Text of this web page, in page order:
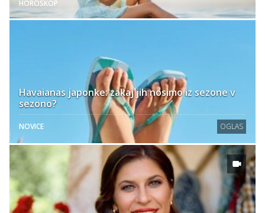
HOROSKOP
Havaianas japonke: zakaj jih nosimo iz sezone v
sezono?
NOVICE OGLAS